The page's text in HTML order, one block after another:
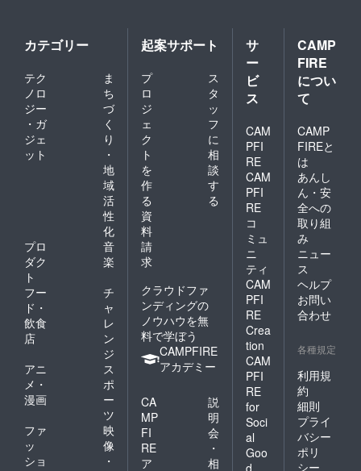
状態を
よくご
確認の
上、お
早めに
お召し
上がり
い。閉
カテゴリー
テク
ノロ
ジー
・ガ
ジェ
ット
ま
ち
づ
く
り
・
地
域
活
性
化
プロ
ダク
ト
音
楽
フー
ド・
飲食
店
チ
ャ
レ
ン
ジ
アニ
メ・
漫画
ス
ポ
ー
ツ
ファ
ッ
ショ
映
像
・
起案サポート
プ
ロ
ジ
ェ
ク
ト
を
作
る
ス
タ
ッ
フ
に
相
談
す
る
資
料
請
求
クラウドファ
ンディングの
ノウハウを無
料で学ぼう
CAMPFIRE
アカデミー
CA
MP
FI
RE
ア
説
明
会
・
相
サ
ー
ビ
ス
CAM
PFI
RE
CAM
PFI
RE
コ
ミュ
ニ
ティ
CAM
PFI
RE
Crea
tion
CAM
PFI
RE
for
Soci
al
Goo
d
CAMP
FIRE
につい
て
CAMP
FIREと
は
あんし
ん・安
全への
取り組
み
ニュー
ス
ヘルプ
お問い
合わせ
各種規定
利用規
約
細則
プライ
バシー
ポリ
シー